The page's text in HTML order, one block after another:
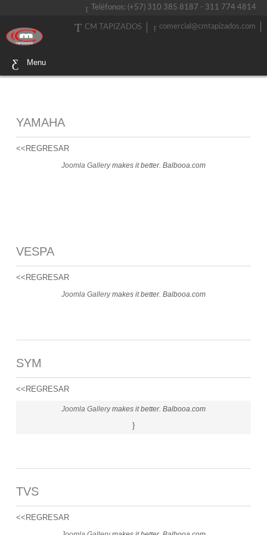
Teléfonos: (+57) 310 385 8187 - 311 774 4814
comercial@cmtapizados.com
CM TAPIZADOS
Menu
YAMAHA
<<REGRESAR
Joomla Gallerymakes it better. Balbooa.com
VESPA
<<REGRESAR
Joomla Gallerymakes it better. Balbooa.com
SYM
<<REGRESAR
Joomla Gallerymakes it better. Balbooa.com
}
TVS
<<REGRESAR